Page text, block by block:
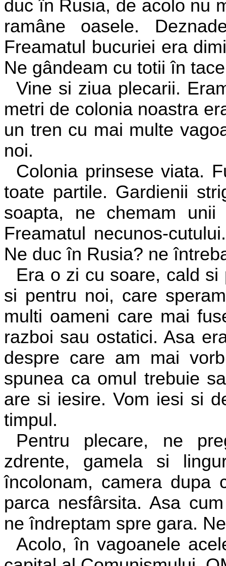
duc în Rusia, de acolo nu
ramâne oasele.
Freamatul bucuriei era
Ne gândeam cu totii în
Vine si ziua plecarii.
metri de colonia noastra
un tren cu mai multe
noi.
Colonia prinsese viata.
toate partile. Gardienii
soapta, ne chemam
Freamatul necunos-
Ne duc în Rusia? ne
Era o zi cu soare, cald
si pentru noi, care
multi oameni care mai
razboi sau ostatici. Asa
despre care am mai
spunea ca omul trebuie
are si iesire. Vom iesi si
timpul.
Pentru plecare, ne
zdrente, gamela si
încolonam, camera dupa
parca nesfârsita. Asa
ne îndreptam spre gara.
Acolo, în vagoanele